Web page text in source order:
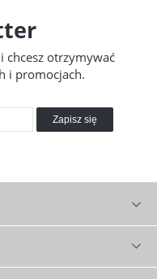
chcesz otrzymywać
i promocjach.
Zapisz się